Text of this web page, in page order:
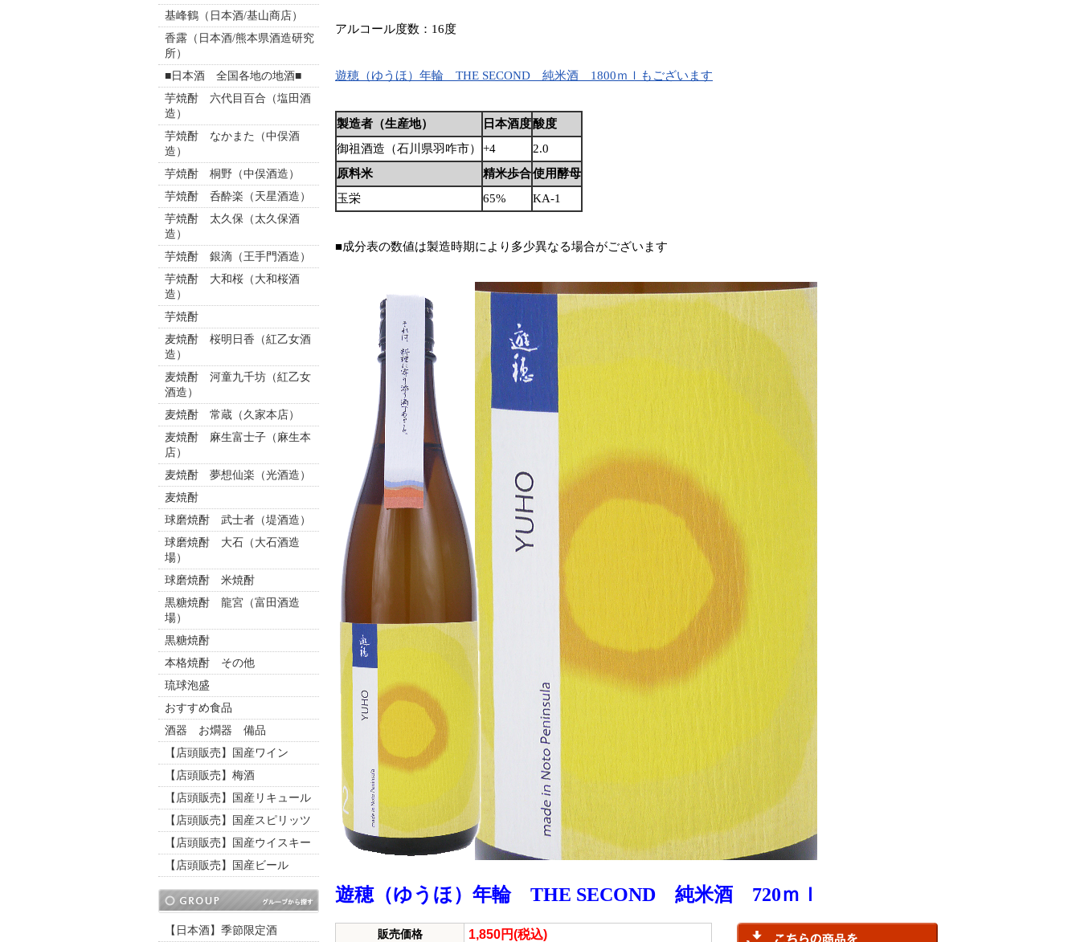
基峰鶴（日本酒/基山商店）
香露（日本酒/熊本県酒造研究
所）
■日本酒 全国各地の地酒■
芋焼酎 六代目百合（塩田酒
造）
芋焼酎 なかまた（中俣酒
造）
芋焼酎 桐野（中俣酒造）
芋焼酎 呑酔楽（天星酒造）
芋焼酎 太久保（太久保酒
造）
芋焼酎 銀滴（王手門酒造）
芋焼酎 大和桜（大和桜酒
造）
芋焼酎
麦焼酎 桜明日香（紅乙女酒
造）
麦焼酎 河童九千坊（紅乙女
酒造）
麦焼酎 常蔵（久家本店）
麦焼酎 麻生富士子（麻生本
店）
麦焼酎 夢想仙楽（光酒造）
麦焼酎
球磨焼酎 武士者（堤酒造）
球磨焼酎 大石（大石酒造
場）
球磨焼酎 米焼酎
黒糖焼酎 龍宮（富田酒造
場）
黒糖焼酎
本格焼酎 その他
琉球泡盛
おすすめ食品
酒器 お燗器 備品
【店頭販売】国産ワイン
【店頭販売】梅酒
【店頭販売】国産リキュール
【店頭販売】国産スピリッツ
【店頭販売】国産ウイスキー
【店頭販売】国産ビール
【日本酒】季節限定酒
アルコール度数：16度
遊穂（ゆうほ）年輪 THE SECOND 純米酒 1800ｍｌもございます
製造者（生産地） 日本酒度酸度
御祖酒造（石川県羽咋市）
+4
2.0
原料米
精米歩合使用酵母
玉栄
65% KA-1
■成分表の数値は製造時期により多少異なる場合がございます
遊穂（ゆうほ）年輪 THE SECOND 純米酒 720ｍｌ
販売価格 1,850円(税込)